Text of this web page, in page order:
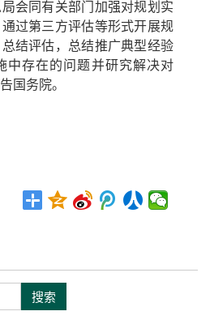
会同有关部门加强对规划实
过第三方评估等形式开展规
结评估，总结推广典型经验
中存在的问题并研究解决对
国务院。
搜索